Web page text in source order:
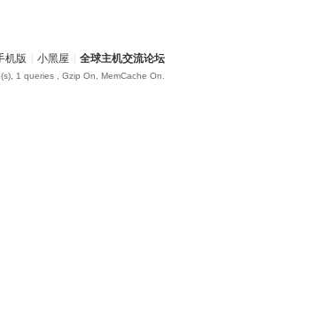
机版 小黑屋 全球主机交流论坛
1 queries , Gzip On, MemCache On.